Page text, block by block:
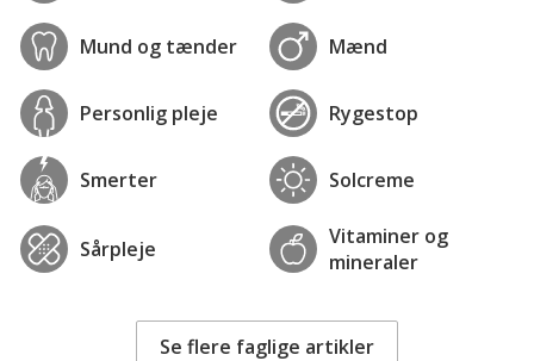
Mund og tænder Mænd
Personlig pleje Rygestop
Smerter Solcreme
Sårpleje
Vitaminer og
mineraler
Se flere faglige artikler